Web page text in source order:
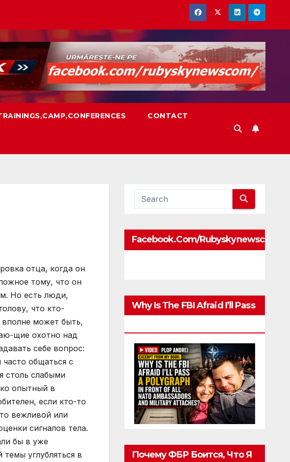
CONTACT
отца, когда он
тому, что он
Но есть люди,
что кто-
вполне может быть,
щие охотно над
себе вопрос:
общаться с
столь слабыми
опытный в
если кто-то
вежливой или
сигналов тела.
бы в уже
углубляться в
Facebook.com/rubyskynewscom
Why Is The FBI Afraid I’ll Pass
Почему ФБР Боится, Что Я